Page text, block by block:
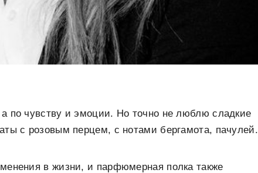
по чувству и эмоции. Но точно не люблю сладкие
с розовым перцем, с нотами бергамота, пачулей.
в жизни, и парфюмерная полка также